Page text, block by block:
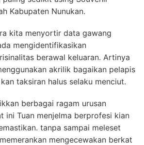
Kabupaten Nunukan.
kita menyortir data gawang
mengidentifikasikan
berawal keluaran. Artinya
akrilik bagaikan pelapis
taksiran halus selaku menciut.
berbagai ragam urusan
ini Tuan menjelma berprofesi kian
tanpa sampai meleset
mengecewakan berkat